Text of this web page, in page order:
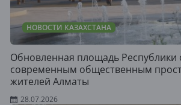
НОВОСТИ КАЗАХСТАНА
Обновленная площадь Республики
современным общественным
жителей Алматы
28.07.2026